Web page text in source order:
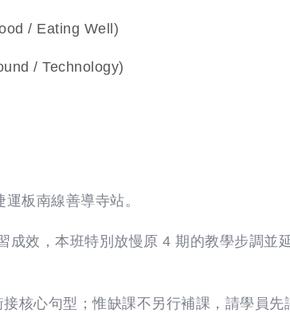
/ Eating Well)
/ Technology)
板南線善導寺站。
成效，本班特別放慢原 4 期的教學步調並
核心句型；惟缺課不另行補課，請學員先